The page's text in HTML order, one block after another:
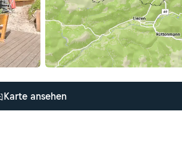
Karte ansehen